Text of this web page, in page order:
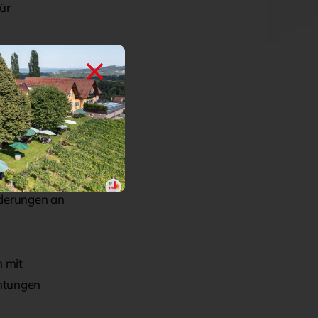
auch
an
mit